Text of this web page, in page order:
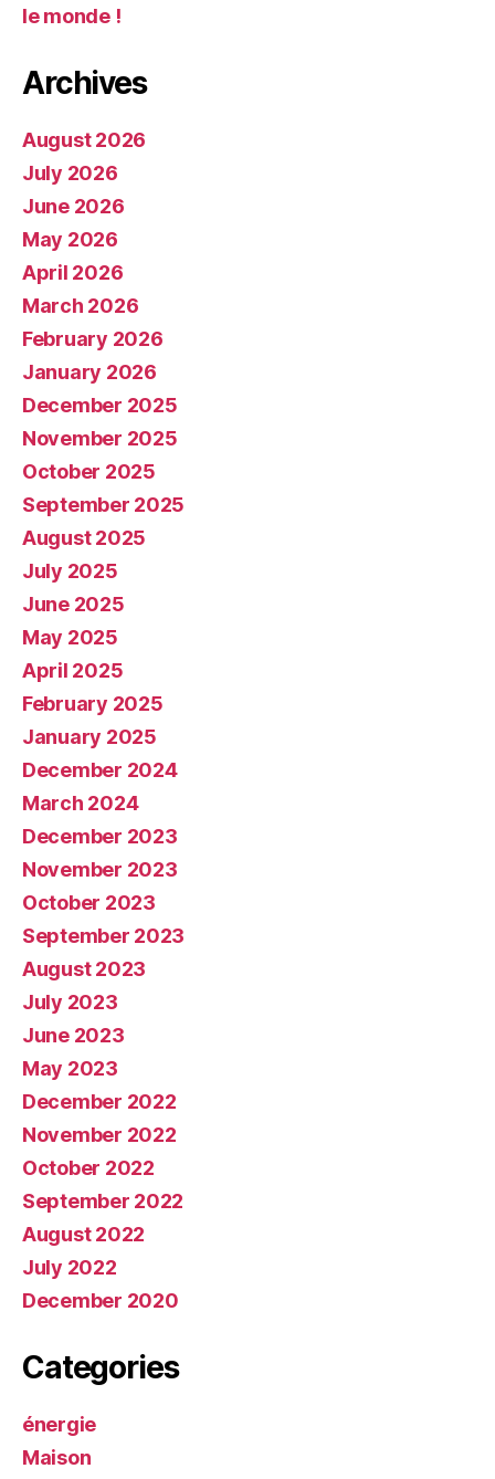
le monde !
Archives
August 2026
July 2026
June 2026
May 2026
April 2026
March 2026
February 2026
January 2026
December 2025
November 2025
October 2025
September 2025
August 2025
July 2025
June 2025
May 2025
April 2025
February 2025
January 2025
December 2024
March 2024
December 2023
November 2023
October 2023
September 2023
August 2023
July 2023
June 2023
May 2023
December 2022
November 2022
October 2022
September 2022
August 2022
July 2022
December 2020
Categories
énergie
Maison